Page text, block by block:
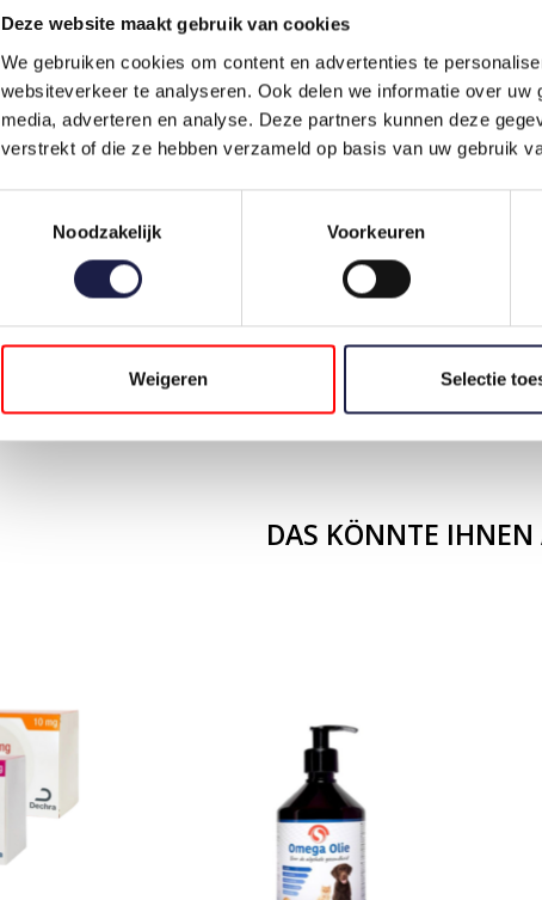
Deze website maakt gebruik van cookies
We gebruiken cookies om content en advertenties te
websiteverkeer te analyseren. Ook delen we informatie over
media, adverteren en analyse. Deze partners kunnen deze
verstrekt of die ze hebben verzameld op basis van uw gebruik
Noodzakelijk
Voorkeuren
Weigeren Selectie
Die Dosierung wird
Nierenfunktion und des
halten und gleichzeitig die
wird die Dosis auf der
Die UpCard-Tabletten
mit diesem Produkt
Hund das Produkt
Nichts auf dieser Website
Dieses Produkt ist nicht für
außerhalb der Reichweite von
DAS KÖNNTE IHNEN